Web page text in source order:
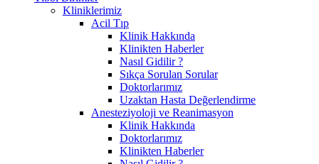
Kliniklerimiz
Acil Tıp
Klinik Hakkında
Klinikten Haberler
Nasıl Gidilir ?
Sıkça Sorulan Sorular
Doktorlarımız
Uzaktan Hasta Değerlendirme
Anesteziyoloji ve Reanimasyon
Klinik Hakkında
Doktorlarımız
Klinikten Haberler